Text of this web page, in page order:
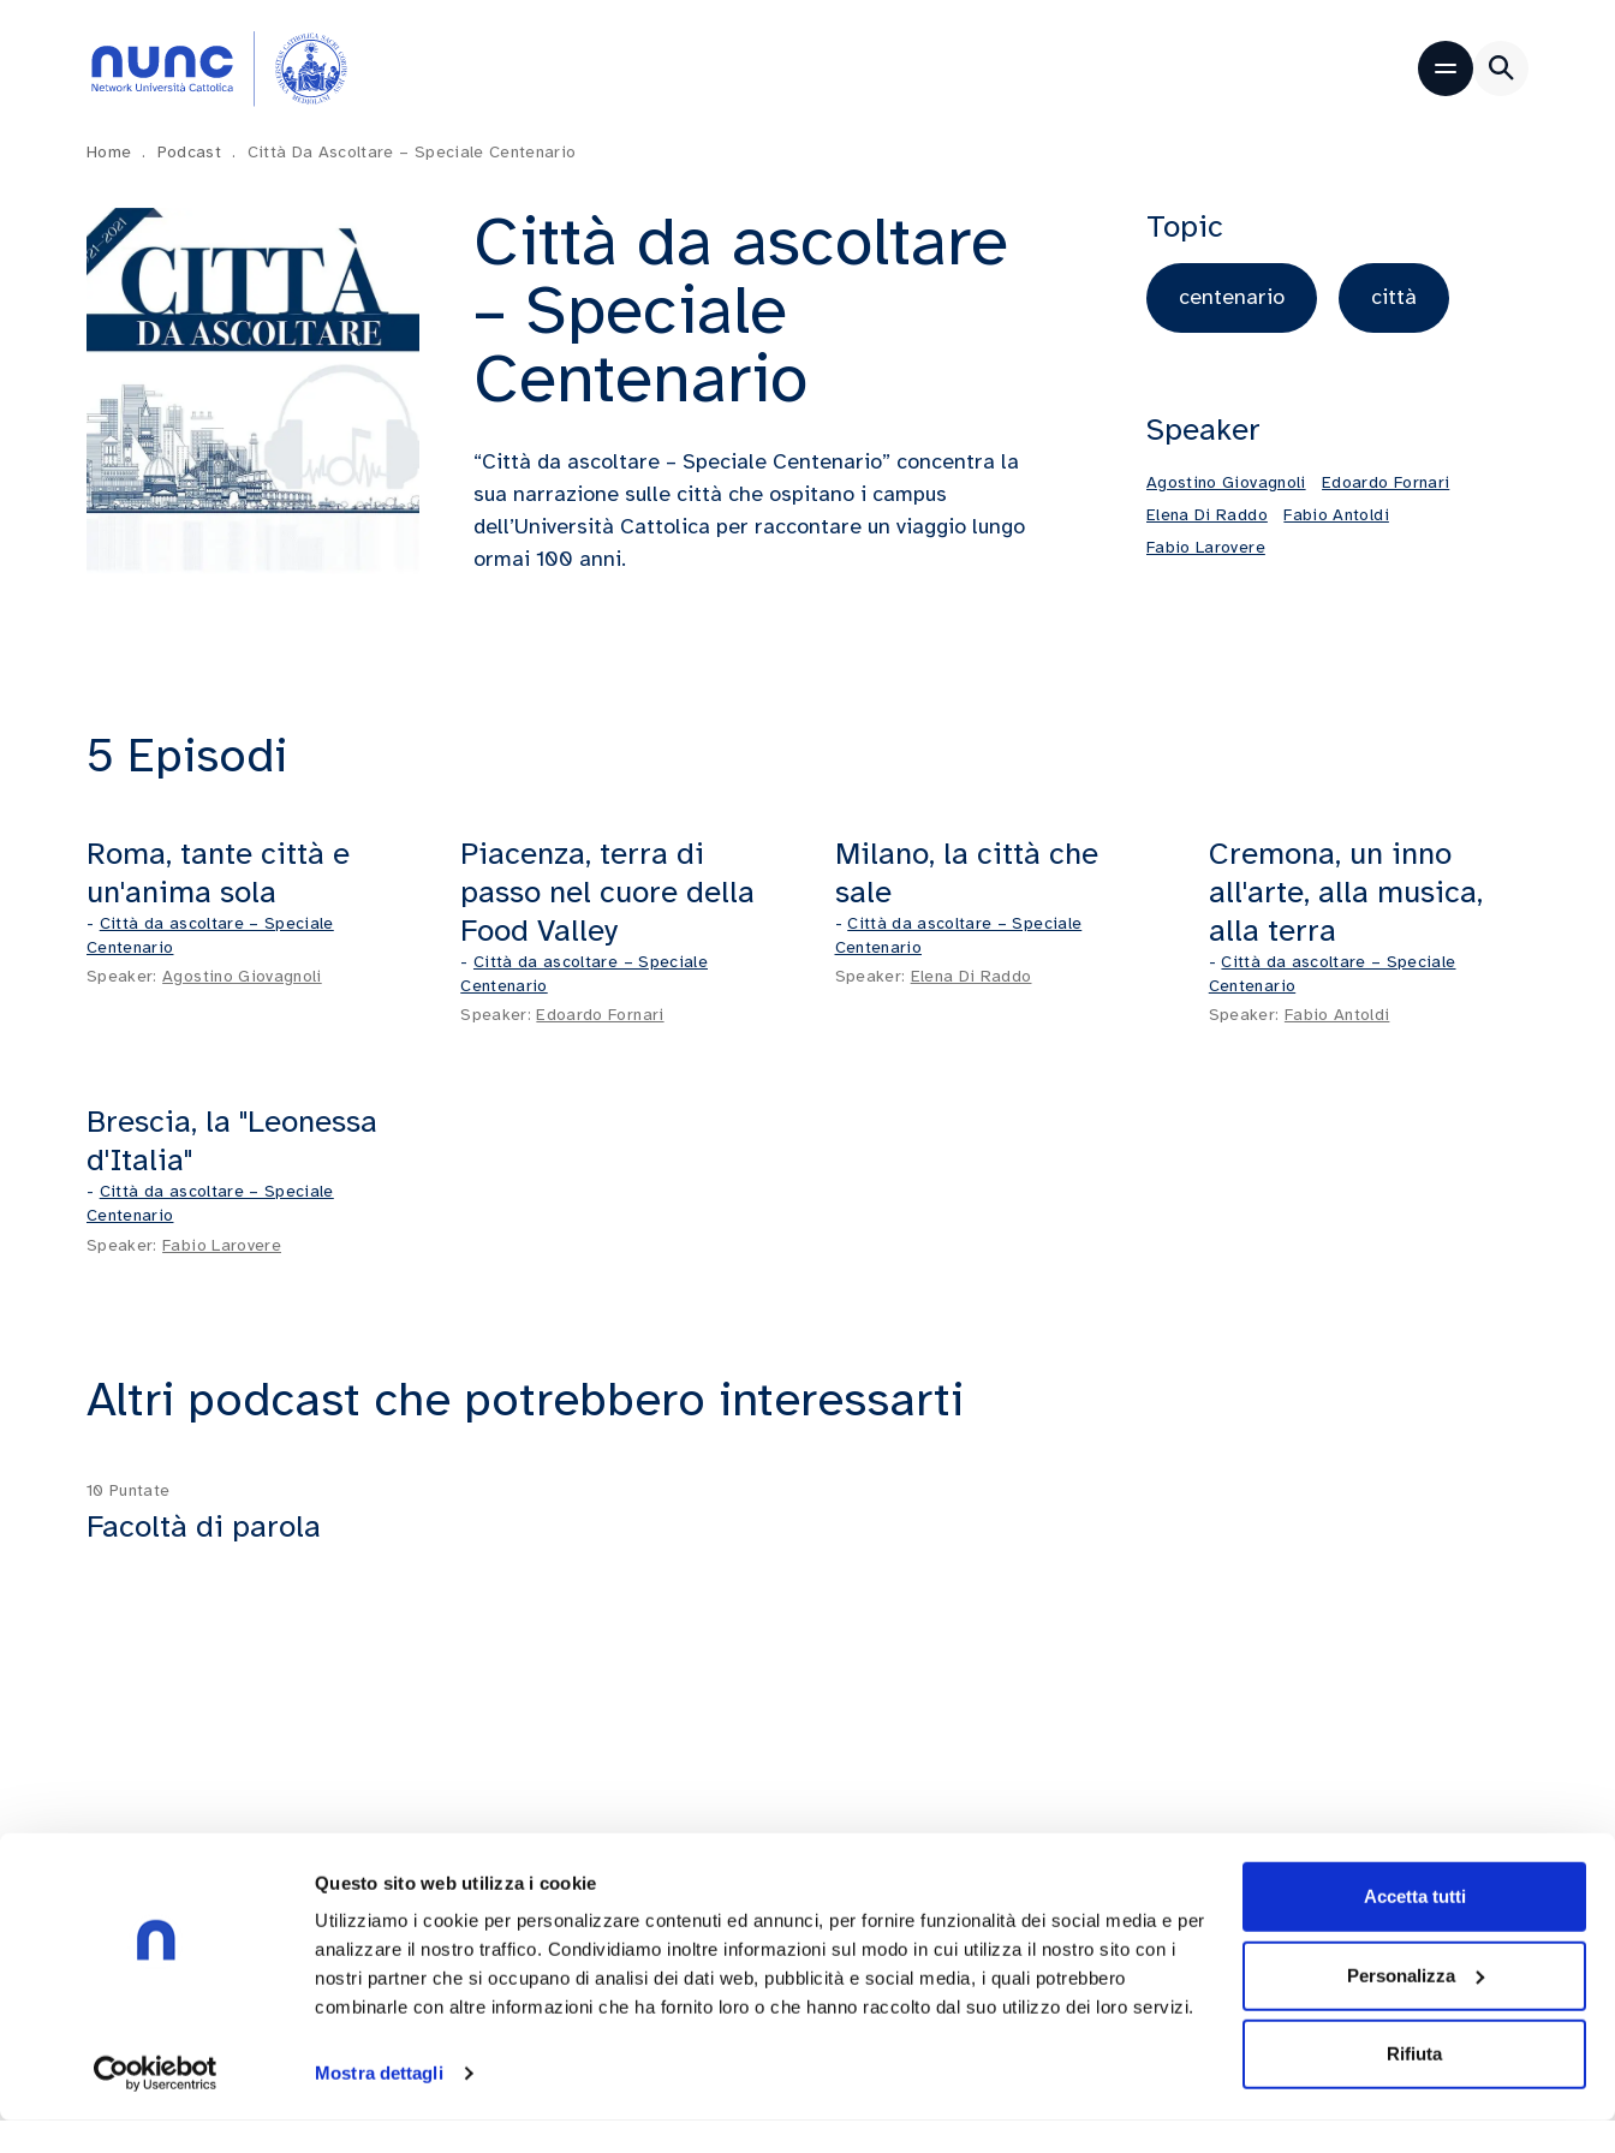
Questo sito web utilizza i cookie
Utilizziamo i cookie per personalizzare contenuti ed annunci, per fornire funzionalità dei social media e per
analizzare il nostro traffico. Condividiamo inoltre informazioni sul modo in cui utilizza il nostro sito con i
nostri partner che si occupano di analisi dei dati web, pubblicità e social media, i quali potrebbero
combinarle con altre informazioni che ha fornito loro o che hanno raccolto dal suo utilizzo dei loro servizi.
Mostra dettagli
Accetta tutti
Personalizza
Rifiuta
Home . Podcast . Città Da Ascoltare – Speciale Centenario
Città da ascoltare
– Speciale
Centenario
“Città da ascoltare – Speciale Centenario” concentra la
sua narrazione sulle città che ospitano i campus
dell’Università Cattolica per raccontare un viaggio lungo
ormai 100 anni.
Topic
centenario città
Speaker
Agostino Giovagnoli
Edoardo Fornari
Elena Di Raddo
Fabio Antoldi
Fabio Larovere
5 Episodi
Roma, tante città e
un'anima sola
- Città da ascoltare – Speciale
Centenario
Speaker:Agostino Giovagnoli
Piacenza, terra di
passo nel cuore della
Food Valley
- Città da ascoltare – Speciale
Centenario
Speaker:Edoardo Fornari
Milano, la città che
sale
-Città da ascoltare – Speciale
Centenario
Speaker: Elena Di Raddo
Cremona, un inno
all'arte, alla musica,
alla terra
-Città da ascoltare – Speciale
Centenario
Speaker: Fabio Antoldi
Brescia, la "Leonessa
d'Italia"
- Città da ascoltare – Speciale
Centenario
Speaker:Fabio Larovere
Altri podcast che potrebbero interessarti
10 Puntate
Facoltà di parola